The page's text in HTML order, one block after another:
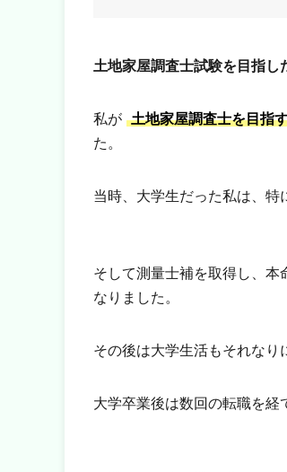
土地家屋調査士試験を目指し
私が 土地家屋調査士を目指
た。
当時、大学生だった私は、特
そして測量士補を取得し、本
なりました。
その後は大学生活もそれなり
大学卒業後は数回の転職を経